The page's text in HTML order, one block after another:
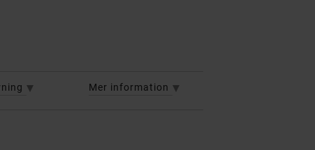
Mer information